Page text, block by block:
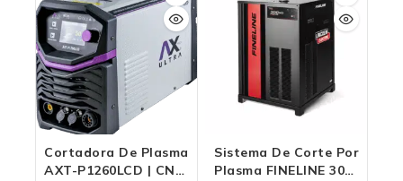
Cortadora De Plasma
AXT-P1260LCD | CNC
Sistema De Corte Por
Plasma FINELINE 300